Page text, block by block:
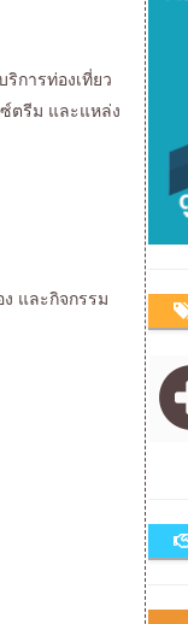
การท่องเที่ยว
ตรีม และแหล่ง
และกิจกรรม